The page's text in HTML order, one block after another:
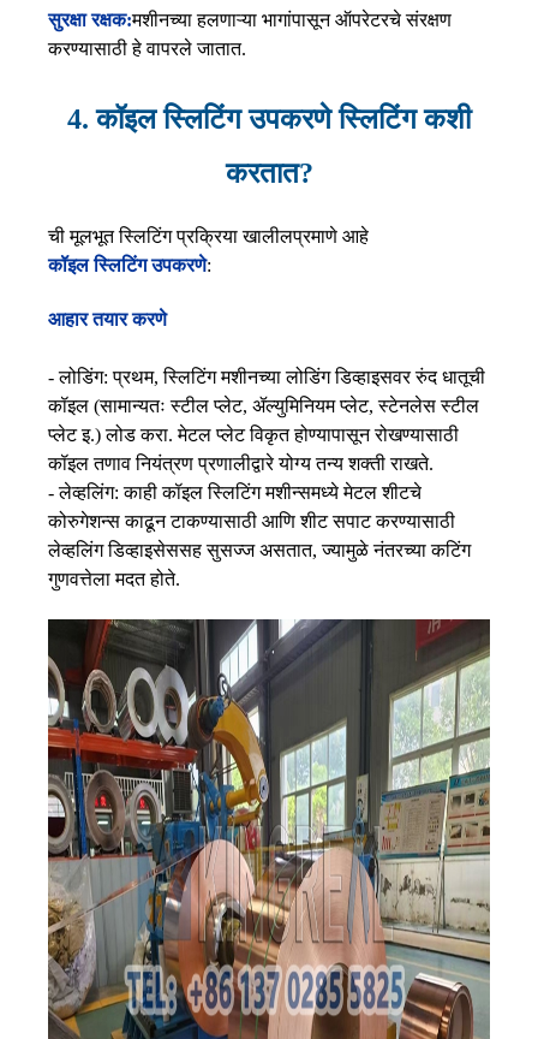
सुरक्षा रक्षक:मशीनच्या हलणाऱ्या भागांपासून ऑपरेटरचे संरक्षण
करण्यासाठी हे वापरले जातात.
4. कॉइल स्लिटिंग उपकरणे स्लिटिंग कशी
करतात?
ची मूलभूत स्लिटिंग प्रक्रिया खालीलप्रमाणे आहे
कॉइल स्लिटिंग उपकरणे:
आहार तयार करणे
- लोडिंग: प्रथम, स्लिटिंग मशीनच्या लोडिंग डिव्हाइसवर रुंद धातूची
कॉइल (सामान्यतः स्टील प्लेट, ॲल्युमिनियम प्लेट, स्टेनलेस स्टील
प्लेट इ.) लोड करा. मेटल प्लेट विकृत होण्यापासून रोखण्यासाठी
कॉइल तणाव नियंत्रण प्रणालीद्वारे योग्य तन्य शक्ती राखते.
- लेव्हलिंग: काही कॉइल स्लिटिंग मशीन्समध्ये मेटल शीटचे
कोरुगेशन्स काढून टाकण्यासाठी आणि शीट सपाट करण्यासाठी
लेव्हलिंग डिव्हाइसेससह सुसज्ज असतात, ज्यामुळे नंतरच्या कटिंग
गुणवत्तेला मदत होते.